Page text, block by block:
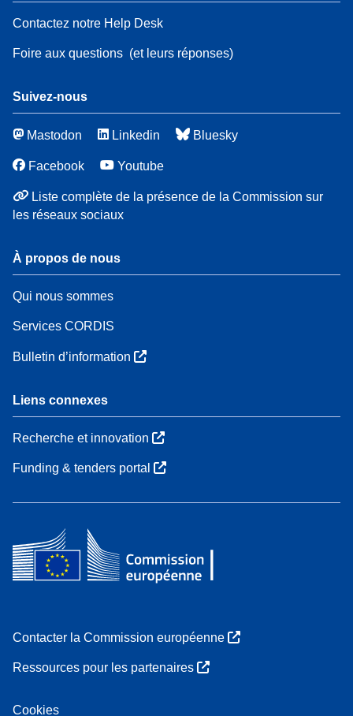
Contactez notre Help Desk
Foire aux questions (et leurs réponses)
Suivez-nous
Mastodon Linkedin Bluesky
Facebook Youtube
Liste complète de la présence de la Commission sur
les réseaux sociaux
À propos de nous
Qui nous sommes
Services CORDIS
Bulletin d’information
Liens connexes
Recherche et innovation
Funding & tenders portal
Contacter la Commission européenne
Ressources pour les partenaires
Cookies